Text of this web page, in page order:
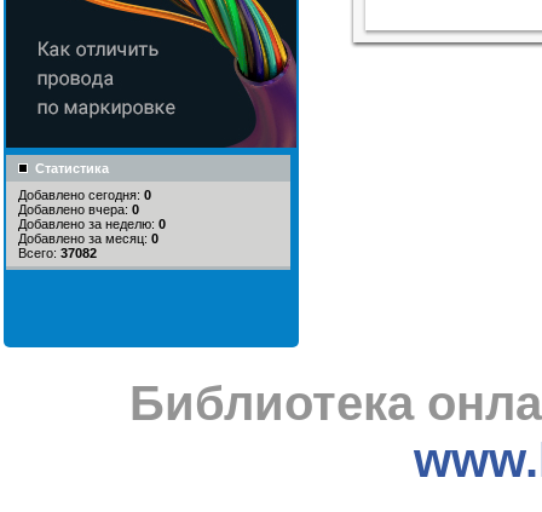
Статистика
Добавлено сегодня: 0
Добавлено вчера: 0
Добавлено за неделю: 0
Добавлено за месяц: 0
Всего: 37082
Библиотека